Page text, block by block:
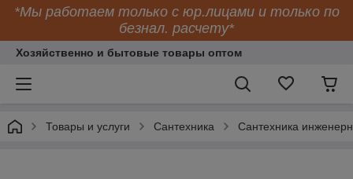
*Мы работаем только с юр.лицами и только по
безнал. расчету*
Хозяйственно и бытовые товары оптом
Товары и услуги Сантехника Сантехника